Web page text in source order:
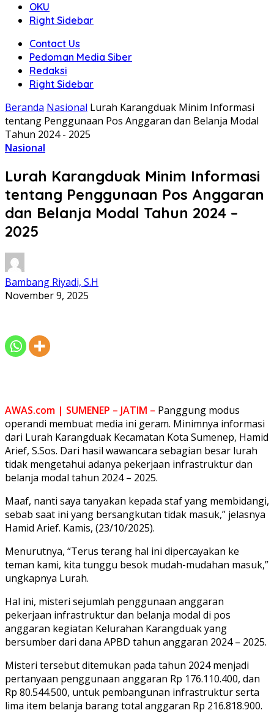
OKU
Right Sidebar
Contact Us
Pedoman Media Siber
Redaksi
Right Sidebar
Beranda Nasional Lurah Karangduak Minim Informasi
tentang Penggunaan Pos Anggaran dan Belanja Modal
Tahun 2024 - 2025
Nasional
Lurah Karangduak Minim Informasi
tentang Penggunaan Pos Anggaran
dan Belanja Modal Tahun 2024 –
2025
Bambang Riyadi, S.H
November 9, 2025
AWAS.com | SUMENEP – JATIM – Panggung modus
operandi membuat media ini geram. Minimnya informasi
dari Lurah Karangduak Kecamatan Kota Sumenep, Hamid
Arief, S.Sos. Dari hasil wawancara sebagian besar lurah
tidak mengetahui adanya pekerjaan infrastruktur dan
belanja modal tahun 2024 – 2025.
Maaf, nanti saya tanyakan kepada staf yang membidangi,
sebab saat ini yang bersangkutan tidak masuk,” jelasnya
Hamid Arief. Kamis, (23/10/2025).
Menurutnya, “Terus terang hal ini dipercayakan ke
teman kami, kita tunggu besok mudah-mudahan masuk,”
ungkapnya Lurah.
Hal ini, misteri sejumlah penggunaan anggaran
pekerjaan infrastruktur dan belanja modal di pos
anggaran kegiatan Kelurahan Karangduak yang
bersumber dari dana APBD tahun anggaran 2024 – 2025.
Misteri tersebut ditemukan pada tahun 2024 menjadi
pertanyaan penggunaan anggaran Rp 176.110.400, dan
Rp 80.544.500, untuk pembangunan infrastruktur serta
lima item belanja barang total anggaran Rp 216.818.900.